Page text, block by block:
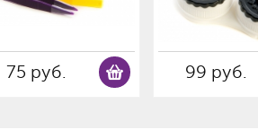
75 руб. 99 руб.